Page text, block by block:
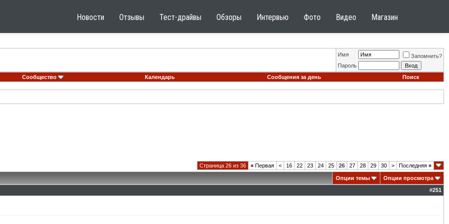
Новости Отзывы Тест-драйвы Обзоры Интервью Фото Видео Магазин
Имя
Запомнить?
Пароль
Сообщество
Календарь Сообщения за день Поиск
Страница 26 из 36 « Первая < 16 22 23 24 25 26 27 28 29 30 > Последняя »
Опции темы
Опции просмотра
#251